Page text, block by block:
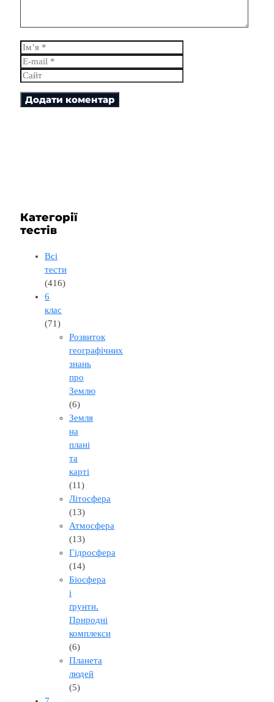
Ім’я
E-
mail
Сайт
Категорії
тестів
Всі
тести
(416)
6
клас
(71)
Розвиток
географічних
знань
про
Землю
(6)
Земля
на
плані
та
карті
(11)
Літосфера
(13)
Атмосфера
(13)
Гідросфера
(14)
Біосфера
і
ґрунти.
Природні
комплекси
(6)
Планета
людей
(5)